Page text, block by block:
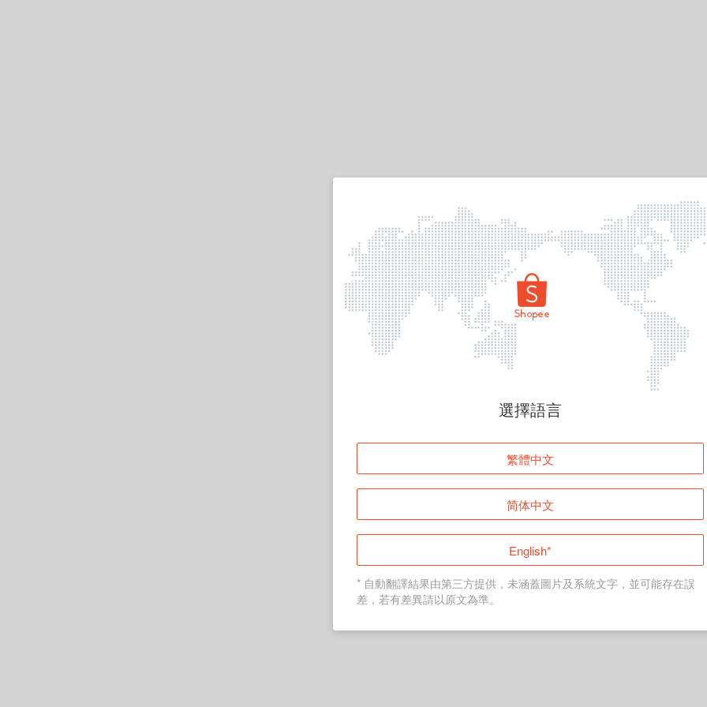
頁面無法顯示
登入
返回首頁
選擇語言
繁體中文
简体中文
English*
* 自動翻譯結果由第三方提供，未涵蓋圖片及系統文字，並可能存在誤
差，若有差異請以原文為準。